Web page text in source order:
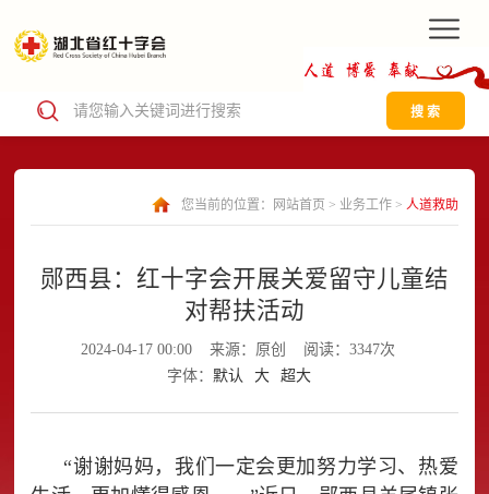
搜 索
您当前的位置： 网站首页 > 业务工作> 人道救助
郧西县：红十字会开展关爱留守儿童结
对帮扶活动
2024-04-17 00:00 来源：原创
阅读：3347次
字体： 默认 大 超大
“谢谢妈妈，我们一定会更加努力学习、热爱